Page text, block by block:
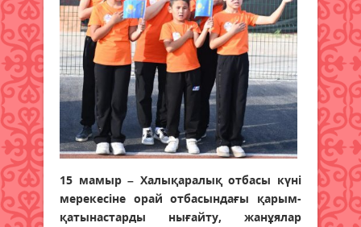
15 мамыр – Халықаралық отбасы күні
мерекесіне орай отбасындағы қарым-
қатынастарды нығайту, жанұялар